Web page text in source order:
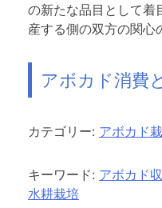
の新たな品目として着
産する側の双方の関心
アボカド消費
カテゴリー: アボカド
キーワード: アボカド
水耕栽培